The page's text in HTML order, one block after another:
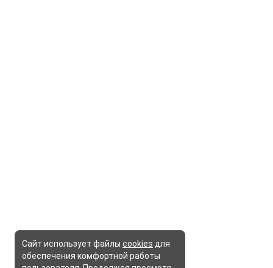
Сайт использует файлы cookies для
обеспечения комфортной работы